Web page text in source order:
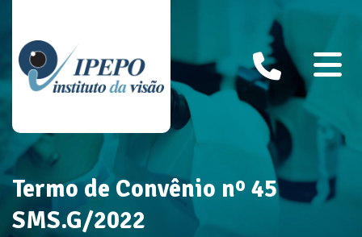
Termo de Convênio nº 45
SMS.G/2022